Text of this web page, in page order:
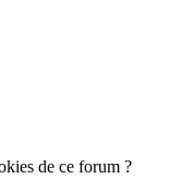
de ce forum ?